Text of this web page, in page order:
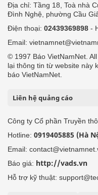
Địa chỉ: Tầng 18, Toà nhà
Đình Nghệ, phường Cầu
Điện thoại: 02439369898 -
Email:
© 1997 Báo VietNamNet.
lại thông tin từ website này
báo VietNamNet.
Liên hệ quảng cáo
Công ty Cổ phần Truyền
Hotline: 0919405885 (Hà
Email:
Báo giá: http://vads.vn
Hỗ trợ kỹ thuật: